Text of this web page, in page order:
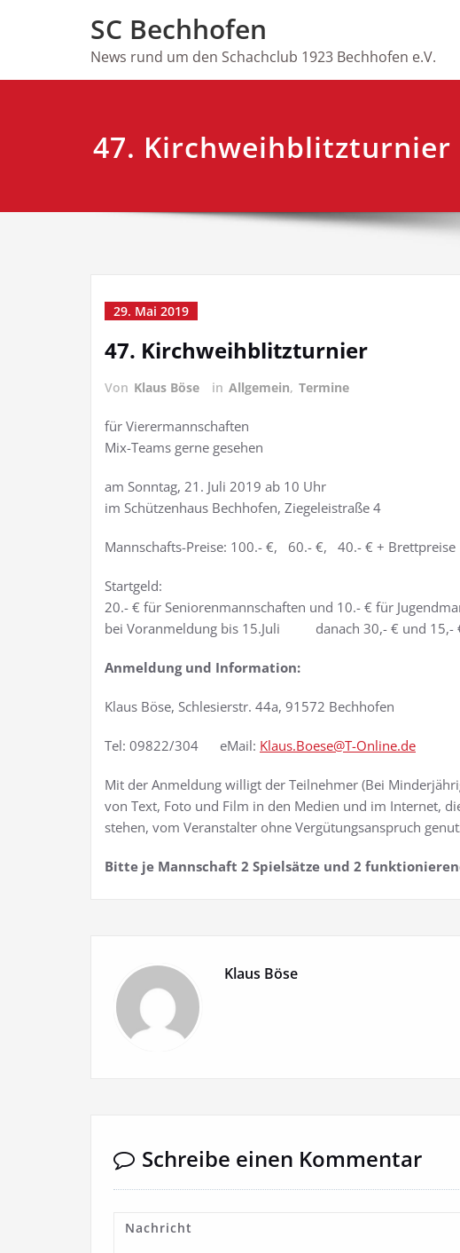
SC Bechhofen
News rund um den Schachclub 1923 Bechhofen e.V.
47. Kirchweihblitzturnier
29. Mai 2019
47. Kirchweihblitzturnier
Von Klaus Böse in Allgemein, Termine
für Vierermannschaften
Mix-Teams gerne gesehen
am Sonntag, 21. Juli 2019 ab 10 Uhr
im Schützenhaus Bechhofen, Ziegeleistraße 4
Mannschafts-Preise: 100.- €, 60.- €, 40.- € + Brettpreise
Startgeld:
20.- € für Seniorenmannschaften und 10.- € für
bei Voranmeldung bis 15.Juli danach 30,- € und 15,-
Anmeldung und Information:
Klaus Böse, Schlesierstr. 44a, 91572 Bechhofen
Tel: 09822/304 eMail: Klaus.Boese@T-Online.de
Mit der Anmeldung willigt der Teilnehmer (Bei
von Text, Foto und Film in den Medien und im Internet,
stehen, vom Veranstalter ohne Vergütungsanspruch
Bitte je Mannschaft 2 Spielsätze und 2
Klaus Böse
Schreibe einen Kommentar